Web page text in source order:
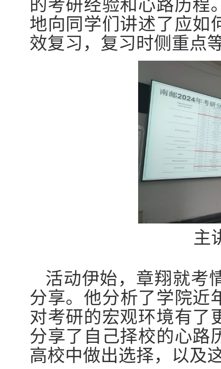
的考研经验和心路历程
地向同学们讲述了应如
效复习，复习时侧重点
主
活动伊始，章翔就考
分享。他分析了学院近
对考研的宏观环境有了
分享了自己择校的心路
高校中做出选择，以及